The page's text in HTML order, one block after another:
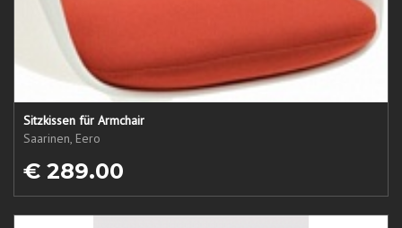
Sitzkissen für Armchair
Saarinen, Eero
€ 289.00